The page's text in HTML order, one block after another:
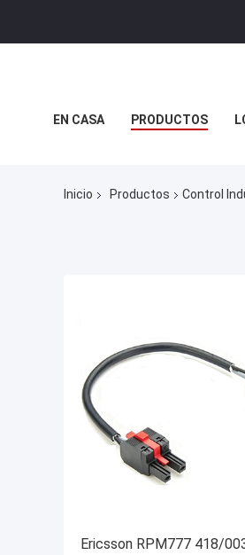
EN CASA PRODUCTOS
Inicio Productos Control
Ericsson RPM777 418/